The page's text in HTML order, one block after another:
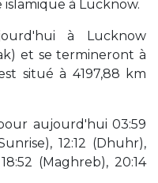
à Lucknow.
à Lucknow
et se termineront à
situé à 4197,88 km
aujourd'hui 03:59
12:12 (Dhuhr),
(Maghreb), 20:14